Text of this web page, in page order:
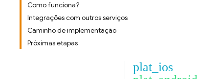
Como funciona?
Integrações com outros serviços
Caminho de implementação
Próximas etapas
plat_ios